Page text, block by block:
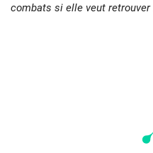
combats si elle veut